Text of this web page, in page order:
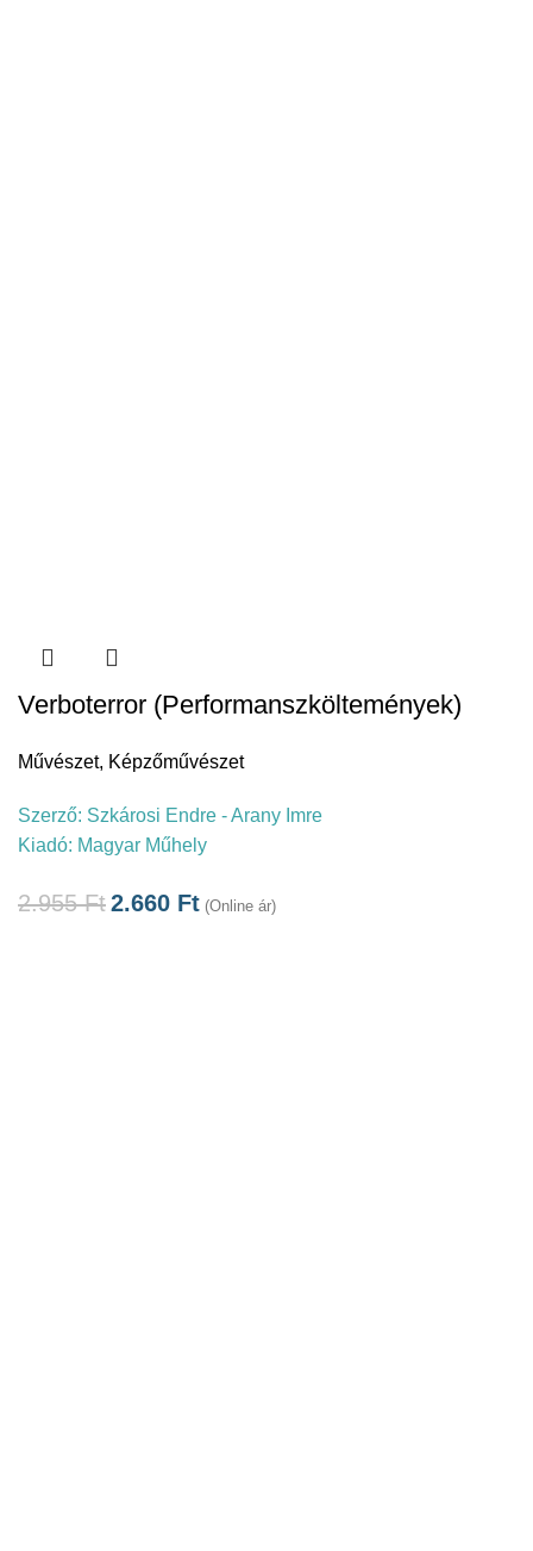
Verboterror (Performanszköltemények)
Művészet, Képzőművészet
Szerző: Szkárosi Endre - Arany Imre
Kiadó: Magyar Műhely
2.955Ft2.660 Ft (Online ár)